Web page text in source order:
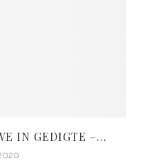
IN GEDIGTE –...